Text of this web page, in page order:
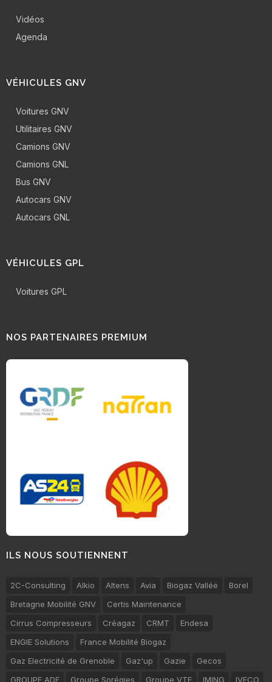
Vidéos
Agenda
VÉHICULES GNV
Voitures GNV
Utilitaires GNV
Camions GNV
Camions GNL
Bus GNV
Autocars GNV
Autocars GNL
VÉHICULES GPL
Voitures GPL
NOS PARTENAIRES PREMIUM
ILS NOUS SOUTIENNENT
2C-Consulting Alkio Altens Avia Biogaz Vallée
Borel
Bretagne Mobilité GNV
Certis Maintenance
Cirrus Compresseurs
Créagaz CRMT
Endesa
ENGIE Solutions
France Mobilité Biogaz
Gaz Electricité de Grenoble
Gaz'up Gazie
Gecos
GROUPE ADF
Groupe Sorégies Groupe VTE IMING IVECO